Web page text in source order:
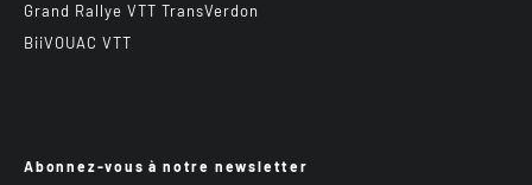
Grand Rallye VTT TransVerdon
BiiVOUAC VTT
Abonnez-vous à notre newsletter